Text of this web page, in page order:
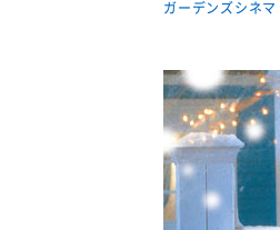
ガーデンズシネマ